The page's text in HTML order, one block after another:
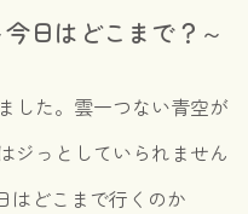
日はどこまで？～
した。雲一つない青空が
ジっとしていられません
はどこまで行くのか